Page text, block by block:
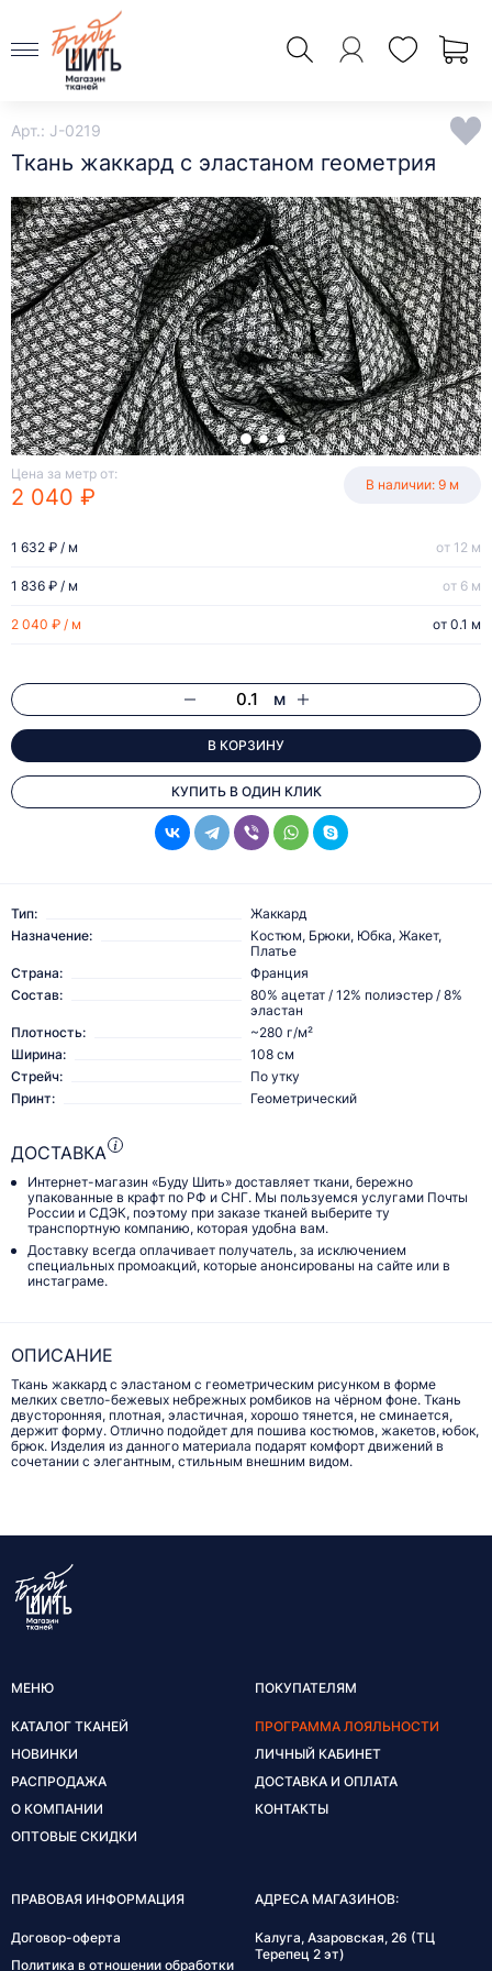
Арт.: J-0219
Ткань жаккард с эластаном геометрия
Цена за метр от:
2 040 ₽ В наличии: 9 м
2 040 ₽ / м от 0.1 м
1 836 ₽ / м от 6 м
1 632 ₽ / м от 12 м
м
В КОРЗИНУ
КУПИТЬ В ОДИН КЛИК
Тип:
Жаккард
Назначение:
Костюм, Брюки, Юбка, Жакет,
Платье
Страна:
Франция
Состав:
80% ацетат / 12% полиэстер / 8%
эластан
Плотность:
~280 г/м²
Ширина:
108 см
Стрейч:
По утку
Принт:
Геометрический
ДОСТАВКА
Интернет-магазин «Буду Шить» доставляет ткани, бережно
упакованные в крафт по РФ и СНГ. Мы пользуемся услугами Почты
России и СДЭК, поэтому при заказе тканей выберите ту
транспортную компанию, которая удобна вам.
Доставку всегда оплачивает получатель, за исключением
специальных промоакций, которые анонсированы на сайте или в
инстаграме.
ОПИСАНИЕ
Ткань жаккард с эластаном с геометрическим рисунком в форме
мелких светло-бежевых небрежных ромбиков на чёрном фоне. Ткань
двусторонняя, плотная, эластичная, хорошо тянется, не сминается,
держит форму. Отлично подойдет для пошива костюмов, жакетов, юбок,
брюк. Изделия из данного материала подарят комфорт движений в
сочетании с элегантным, стильным внешним видом.
МЕНЮ
КАТАЛОГ ТКАНЕЙ
НОВИНКИ
РАСПРОДАЖА
О КОМПАНИИ
ОПТОВЫЕ СКИДКИ
ПОКУПАТЕЛЯМ
ПРОГРАММА ЛОЯЛЬНОСТИ
ЛИЧНЫЙ КАБИНЕТ
ДОСТАВКА И ОПЛАТА
КОНТАКТЫ
ПРАВОВАЯ ИНФОРМАЦИЯ
Договор-оферта
Политика в отношении обработки
АДРЕСА МАГАЗИНОВ:
Калуга, Азаровская, 26 (ТЦ
Терепец 2 эт)